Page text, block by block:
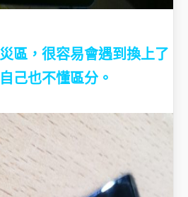
區，很容易會遇到換上了
己也不懂區分。